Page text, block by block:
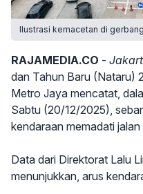
Ilustrasi kemacetan di
RAJAMEDIA.CO -
dan Tahun Baru (Nataru)
Metro Jaya mencatat,
Sabtu (20/12/2025),
kendaraan memadati
Data dari Direktorat Lalu
menunjukkan, arus